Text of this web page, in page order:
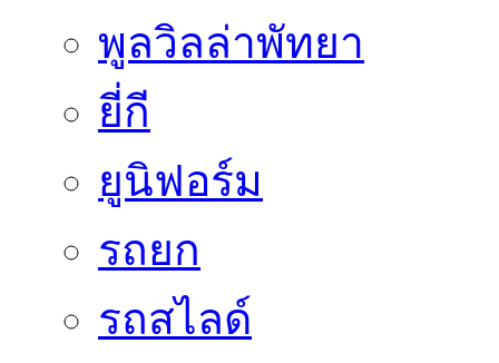
พูลวิลล่าพัทยา
ยี่กี
ยูนิฟอร์ม
รถยก
รถสไลด์